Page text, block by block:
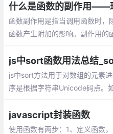
函数副作用是指当调用函数时，
数值之外，还对主调用函数产生
值，而且还做了其他的事情
js中sort函数用法总结
js中sort方法用于对数组的元素
序是根据字符串Unicode码点。
小，然后返回一个用于说明这两
javascript封装函数
使用函数有两步：1、定义函数